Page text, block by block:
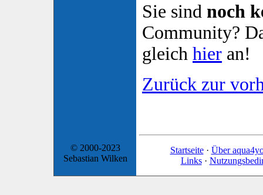
Sie sind noch
Community?
gleich hier an!
Zurück zur
© 2000-2023
Sebastian Wilken
Startseite· Über
Links·